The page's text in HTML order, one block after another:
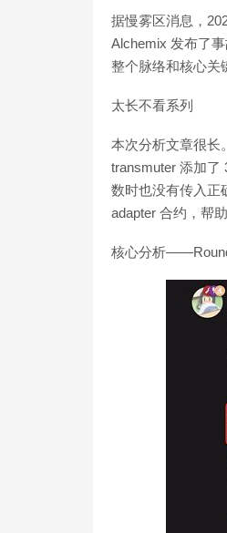
据慢雾区消息，
Alchemix 发布了
整个脉络和核心关
太长不看系列
本次分析文章很长
transmuter 添加了
数时也没有传入正
adapter 合约，帮
核心分析